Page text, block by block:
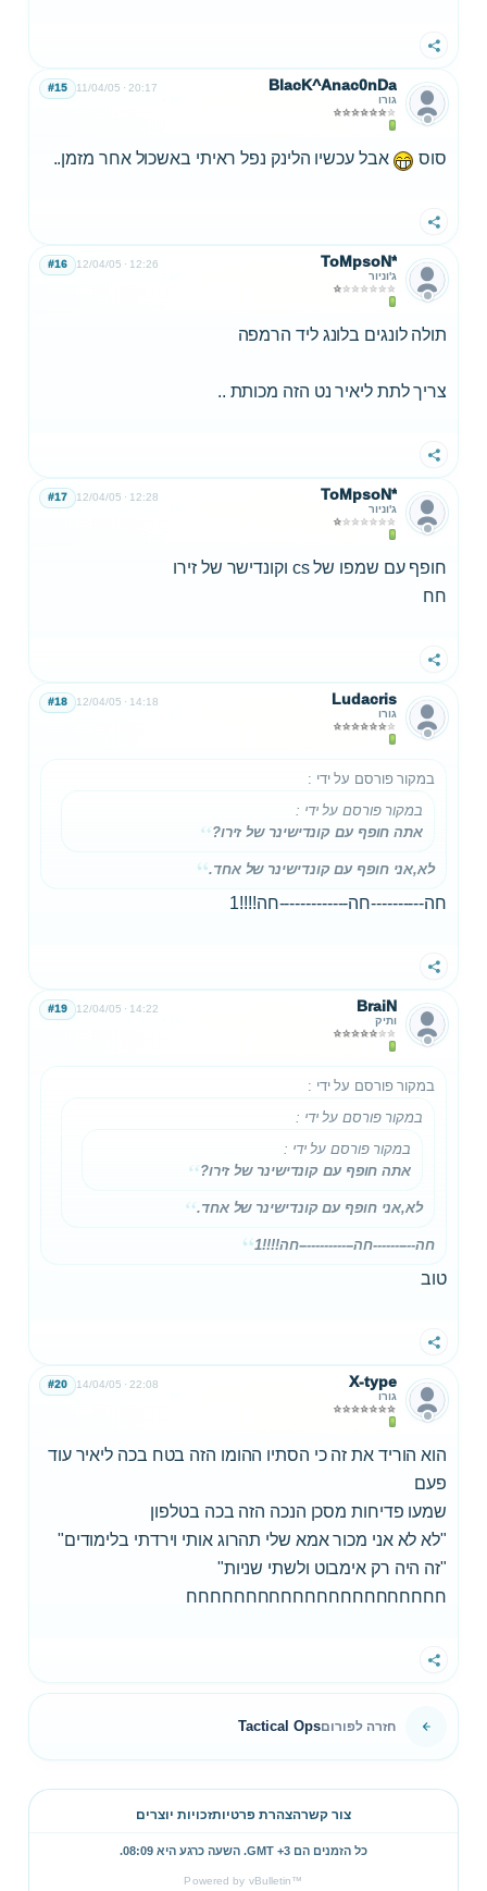
שתף
BlacK^Anac0nDa
גורו
11/04/05 20:17
#15
סוס אבל עכשיו הלינק נפל ראיתי באשכול אחר מזמן..
שתף
ToMpsoN*
ג'וניור
12/04/05 12:26
#16
תולה לונגים בלונג ליד הרמפה
צריך לתת ליאיר נט הזה מכותת ..
שתף
ToMpsoN*
ג'וניור
12/04/05 12:28
#17
חופף עם שמפו של cs וקונדישר של זירו
חח
שתף
Ludacris
גורו
12/04/05 14:18
#18
במקור פורסם על ידי :
במקור פורסם על ידי :
אתה חופף עם קונדישינר של זירו?
לא,אני חופף עם קונדישינר של אחד.
חה----------חה-------------חה!!!!1
שתף
BraiN
ותיק
12/04/05 14:22
#19
במקור פורסם על ידי :
במקור פורסם על ידי :
במקור פורסם על ידי :
אתה חופף עם קונדישינר של זירו?
לא,אני חופף עם קונדישינר של אחד.
חה----------חה-------------חה!!!!1
טוב
שתף
X-type
גורו
14/04/05 22:08
#20
הוא הוריד את זה כי הסתיו ההומו הזה בטח בכה ליאיר עוד
פעם
שמעו פדיחות מסכן הנכה הזה בכה בטלפון
"לא לא אני מכור אמא שלי תהרוג אותי וירדתי בלימודים"
"זה היה רק אימבוט ולשתי שניות"
חחחחחחחחחחחחחחחחחחחחחח
שתף
חזרה לפורוםTactical Ops
צור קשרהצהרת פרטיותזכויות יוצרים
כל הזמנים הם GMT +3. השעה כרגע היא 08:09
.
Powered by vBulletin™